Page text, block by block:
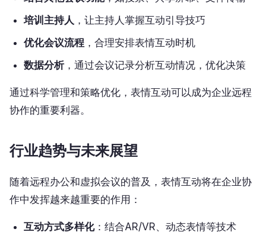
培训主持人 ，让主持人掌握互动引导技巧
优化会议流程 ，合理安排表情互动时机
数据分析，通过会议记录分析互动情况，优化决策
通过科学管理和策略优化，表情互动可以成为企业远程
协作的重要利器。
行业趋势与未来展望
随着远程办公和虚拟会议的普及，表情互动将在企业协
作中发挥越来越重要的作用：
互动方式多样化：结合AR/VR、动态表情等技术